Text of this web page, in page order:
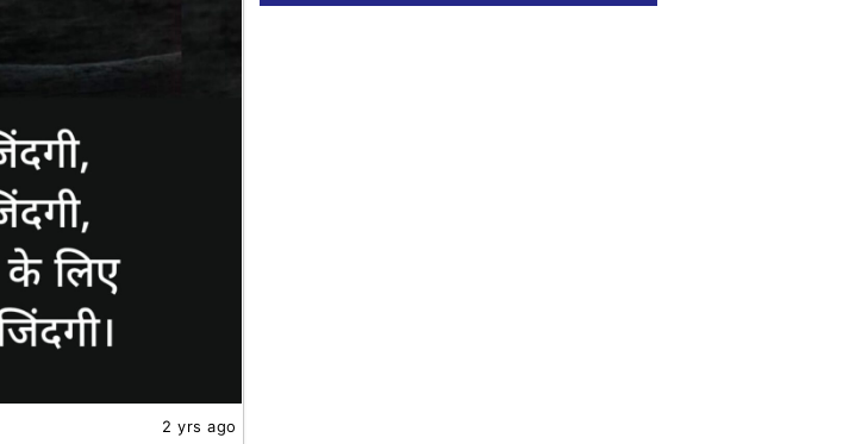
2 yrs ago